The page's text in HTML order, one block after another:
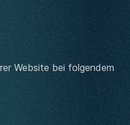
Website bei folgendem